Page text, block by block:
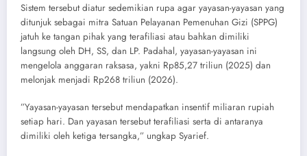
​Sistem tersebut diatur sedemikian rupa agar yayasan-yayasan yang
ditunjuk sebagai mitra Satuan Pelayanan Pemenuhan Gizi (SPPG)
jatuh ke tangan pihak yang terafiliasi atau bahkan dimiliki
langsung oleh DH, SS, dan LP. Padahal, yayasan-yayasan ini
mengelola anggaran raksasa, yakni Rp85,27 triliun (2025) dan
melonjak menjadi Rp268 triliun (2026).
​”Yayasan-yayasan tersebut mendapatkan insentif miliaran rupiah
setiap hari. Dan yayasan tersebut terafiliasi serta di antaranya
dimiliki oleh ketiga tersangka,” ungkap Syarief.